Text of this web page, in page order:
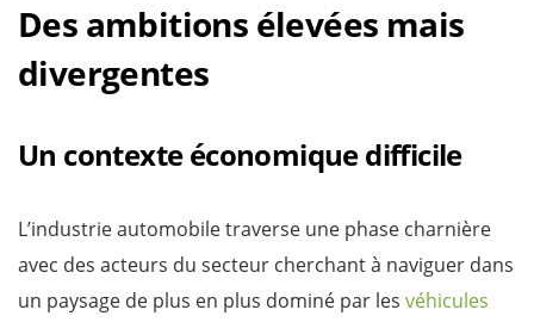
Des ambitions élevées mais
divergentes
Un contexte économique difficile
L’industrie automobile traverse une phase charnière
avec des acteurs du secteur cherchant à naviguer dans
un paysage de plus en plus dominé par les véhicules